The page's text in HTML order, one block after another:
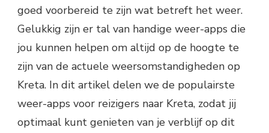
goed voorbereid te zijn wat betreft het weer.
Gelukkig zijn er tal van handige weer-apps die
jou kunnen helpen om altijd op de hoogte te
zijn van de actuele weersomstandigheden op
Kreta. In dit artikel delen we de populairste
weer-apps voor reizigers naar Kreta, zodat jij
optimaal kunt genieten van je verblijf op dit